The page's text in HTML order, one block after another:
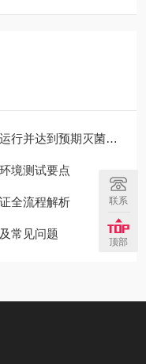
预期灭菌效果的重要环节
境测试要点
全流程解析
常见问题
联系
顶部